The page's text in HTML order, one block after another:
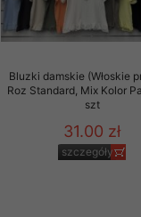
Bluzki damskie (Włoskie
Roz Standard, Mix Kolor
szt
31.00 zł
szczegóły
Klientów zezwolenia
ochronie danych
serwerach
pracownicy Sklepu.
Każdy Klient, który
ich weryfikacji,
Sklep nie